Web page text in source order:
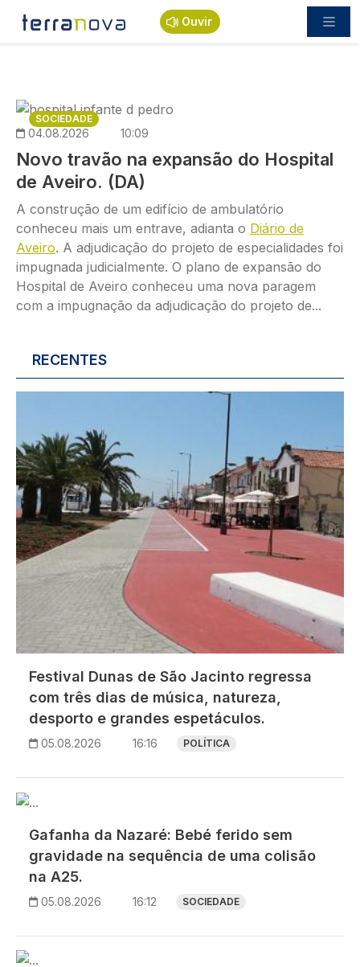
Passar para o conteúdo principal
Ouvir
Imagem
SOCIEDADE
04.08.2026 10:09
Novo travão na expansão do Hospital
de Aveiro. (DA)
A construção de um edifício de ambulatório
conheceu mais um entrave, adianta o Diário de
Aveiro. A adjudicação do projeto de especialidades foi
impugnada judicialmente. O plano de expansão do
Hospital de Aveiro conheceu uma nova paragem
com a impugnação da adjudicação do projeto de...
RECENTES
Festival Dunas de São Jacinto regressa
com três dias de música, natureza,
desporto e grandes espetáculos.
05.08.2026 16:16 POLÍTICA
Imagem
Gafanha da Nazaré: Bebé ferido sem
gravidade na sequência de uma colisão
na A25.
05.08.2026 16:12 SOCIEDADE
Imagem